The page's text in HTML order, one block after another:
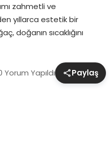
zahmetli ve
yıllarca estetik bir
doğanın sıcaklığını
Yorum Yapıldı Paylaş